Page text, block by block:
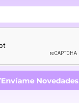
Envíame Novedades